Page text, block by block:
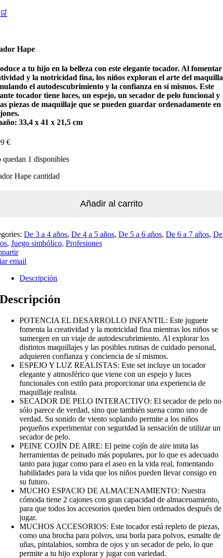
🛒
Hape
a tu hijo en la belleza con este elegante tocador. Al
y la motricidad fina, los niños exploran el arte del
el autodescubrimiento y la confianza en sí mismos. Este
tocador tiene luces, un espejo, un secador de pelo funcional y
piezas de maquillaje que se pueden guardar ordenadamente en
33,4 x 41 x 21,5 cm
€
quedan 1 disponibles
Hape cantidad
Añadir al carrito
De 3 a 4 años, De 4 a 5 años, De 5 a 6 años, De 6 a 7 años,
, Juego simbólico, Profesiones
email
Descripción
Descripción
POTENCIA EL DESARROLLO INFANTIL: Este juguete
fomenta la creatividad y la motricidad fina mientras los niños se
sumergen en un viaje de autodescubrimiento. Al explorar los
distintos maquillajes y las posibles rutinas de cuidado personal,
adquieren confianza y conciencia de sí mismos.
ESPEJO Y LUZ REALISTAS: Este set incluye un tocador
elegante y atmosférico que viene con un espejo y luces
funcionales con estilo para proporcionar una experiencia de
maquillaje realista.
SECADOR DE PELO INTERACTIVO: El secador de pelo no
sólo parece de verdad, sino que también suena como uno de
verdad. Su sonido de viento soplando permite a los niños
pequeños experimentar con seguridad la sensación de utilizar un
secador de pelo.
PEINE COJÍN DE AIRE: El peine cojín de aire imita las
herramientas de peinado más populares, por lo que es adecuado
tanto para jugar como para el aseo en la vida real, fomentando
habilidades para la vida que los niños pueden llevar consigo en
su futuro.
MUCHO ESPACIO DE ALMACENAMIENTO: Nuestra
cómoda tiene 2 cajones con gran capacidad de almacenamiento,
para que todos los accesorios queden bien ordenados después de
jugar.
MUCHOS ACCESORIOS: Este tocador está repleto de piezas,
como una brocha para polvos, una borla para polvos, esmalte de
uñas, pintalabios, sombra de ojos y un secador de pelo, lo que
permite a tu hijo explorar y jugar con variedad.